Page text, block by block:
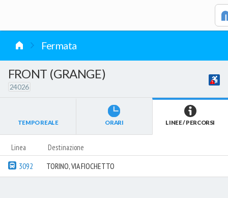
Fermata
FRONT (GRANGE)
24026
TEMPO REALE ORARI LINEE / PERCORSI
Linea Destinazione
3092 TORINO, VIA FIOCHETTO